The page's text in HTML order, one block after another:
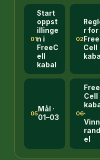
01
Start
oppst
illinge
n i
FreeC
ell
kabal
02
r for
Free
Cell
05
Mål ·
01–03
06
Free
Cell
·
rand
el